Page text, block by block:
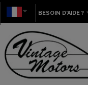
BESOIN D'AIDE ?